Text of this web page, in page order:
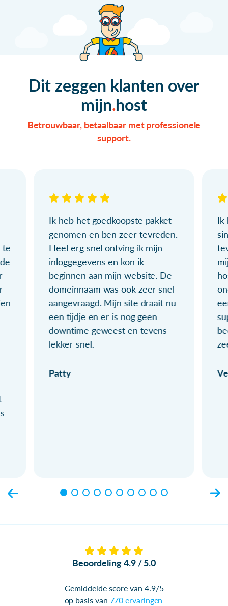
Dit zeggen klanten over
mijn host
Betrouwbaar, betaalbaar met professionele
support.
te
Ik heb het goedkoopste pakket
genomen en ben zeer tevreden.
Heel erg snel ontving ik mijn
inloggegevens en kon ik
beginnen aan mijn website. De
domeinnaam was ook zeer snel
aangevraagd. Mijn site draait nu
een tijdje en er is nog geen
downtime geweest en tevens
lekker snel.
Patty
Ik
Beoordeling 4.9 / 5.0
Gemiddelde score van 4.9/5
op basis van 770 ervaringen